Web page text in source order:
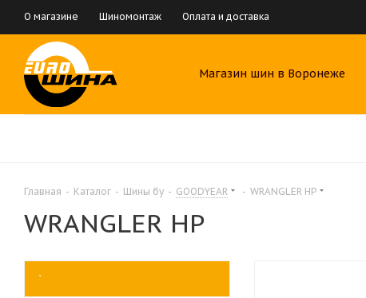
О магазине Шиномонтаж Оплата и доставка
Магазин шин в Воронеже
Главная - Каталог - Шины бу - GOODYEAR - WRANGLER HP
WRANGLER HP
`